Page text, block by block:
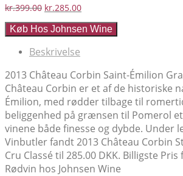
kr.399.00 Den
pris
kr.399.00.
kr.285.00Den
pris
Køb Hos Johnsen Wine
Beskrivelse
2013 Château Corbin Saint-Émilion
Château Corbin er et af de historiske
Émilion, med rødder tilbage til
beliggenhed på grænsen til Pomerol
vinene både finesse og dybde. Under
Vinbutler fandt 2013 Château Corbin
Cru Classé til 285.00 DKK. Billigste
Rødvin hos Johnsen Wine